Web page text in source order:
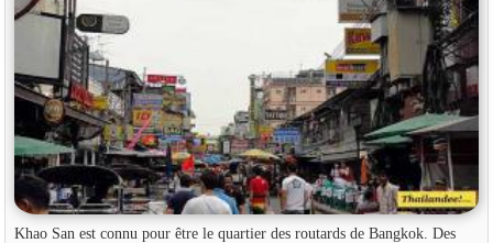
Khao San est connu pour être le quartier des routards de Bangkok. Des